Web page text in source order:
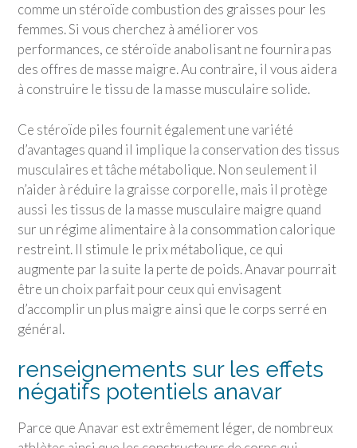
comme un stéroïde combustion des graisses pour les
femmes. Si vous cherchez à améliorer vos
performances, ce stéroïde anabolisant ne fournira pas
des offres de masse maigre. Au contraire, il vous aidera
à construire le tissu de la masse musculaire solide.
Ce stéroïde piles fournit également une variété
d’avantages quand il implique la conservation des tissus
musculaires et tâche métabolique. Non seulement il
n’aider à réduire la graisse corporelle, mais il protège
aussi les tissus de la masse musculaire maigre quand
sur un régime alimentaire à la consommation calorique
restreint. Il stimule le prix métabolique, ce qui
augmente par la suite la perte de poids. Anavar pourrait
être un choix parfait pour ceux qui envisagent
d’accomplir un plus maigre ainsi que le corps serré en
général.
renseignements sur les effets
négatifs potentiels anavar
Parce que Anavar est extrêmement léger, de nombreux